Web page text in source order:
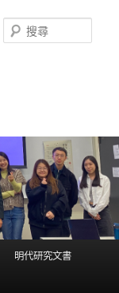
尋
明代研究文書